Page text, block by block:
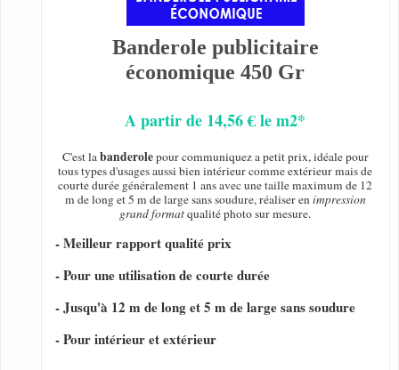
Banderole publicitaire
économique 450 Gr
A partir de 14,56 € le m2*
C'est labanderolepour communiquez a petit prix, idéale pour
tous types d'usages aussi bien intérieur comme extérieur mais de
courte durée généralement 1 ans avec une taille maximum de 12
m de long et 5 m de large sans soudure, réaliser enimpression
grand formatqualité photo sur mesure.
- Meilleur rapport qualité prix
- Pour une utilisation de courte durée
- Jusqu'à 12 m de long et 5 m de large sans soudure
- Pour intérieur et extérieur